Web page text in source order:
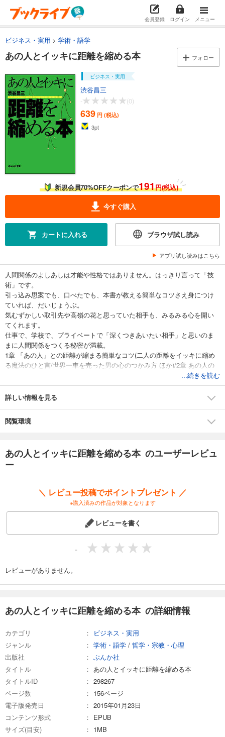
会員登録 ログイン メニュー
ビジネス・実用 学術・語学
あの人とイッキに距離を縮める本 フォロー
ビジネス・実用
渋谷昌三
-
(0)
639 円 (税込)
3pt
新規会員70%OFFクーポンで191円(税込)
今すぐ購入
カートに入れる ブラウザ試し読み
アプリ試し読みはこちら
人間関係のよしあしは才能や性格ではありません。はっきり言って「技
術」です。
引っ込み思案でも、口べたでも、本書が教える簡単なコツさえ身につけ
ていれば、だいじょうぶ。
気むずかしい取引先や高嶺の花と思っていた相手も、みるみる心を開い
てくれます。
仕事で、学校で、プライベートで「深くつきあいたい相手」と思いのま
まに人間関係をつくる秘密が満載。
1章 「あの人」との距離が縮まる簡単なコツ(二人の距離をイッキに縮め
る魔法のひと言/世界一車を売った男の心のつかみ方 ほか)/2章 あの人の
本音がわかる!とっておきの方法(距離感でわかる「あの人」の本音/名刺で
相手の気持ちがわかる ほか)/3章 交渉・トラブルに強くなる秘密のワザ
(トラブル解決は「傾聴」からはじまる/仕事力を上げる謝罪の技術 ほ
係は深まらない/ケンカは人間関係の踏み絵 ほか)
...続きを読む
詳しい情報を見る
閲覧環境
あの人とイッキに距離を縮める本 のユーザーレビュ
ー
＼ レビュー投稿でポイントプレゼント ／
※購入済みの作品が対象となります
レビューを書く
-
レビューがありません。
あの人とイッキに距離を縮める本 の詳細情報
カテゴリ
ビジネス・実用
ジャンル
学術・語学 / 哲学・宗教・心理
出版社
ぶんか社
タイトル
あの人とイッキに距離を縮める本
タイトルID
298267
ページ数
156ページ
電子版発売日
2015年01月23日
コンテンツ形式
EPUB
サイズ(目安)
1MB